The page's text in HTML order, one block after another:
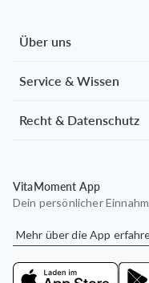
Über uns
Service & Wissen
Recht & Datenschutz
VitaMoment App
Dein persönlicher
Mehr über die App